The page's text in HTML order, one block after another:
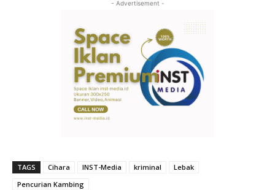
- Advertisement -
TAGS Cihara INST-Media kriminal
Lebak
Pencurian Kambing